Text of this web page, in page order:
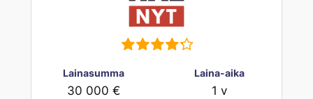
Lainasumma
30 000 €
Laina-aika
1 v